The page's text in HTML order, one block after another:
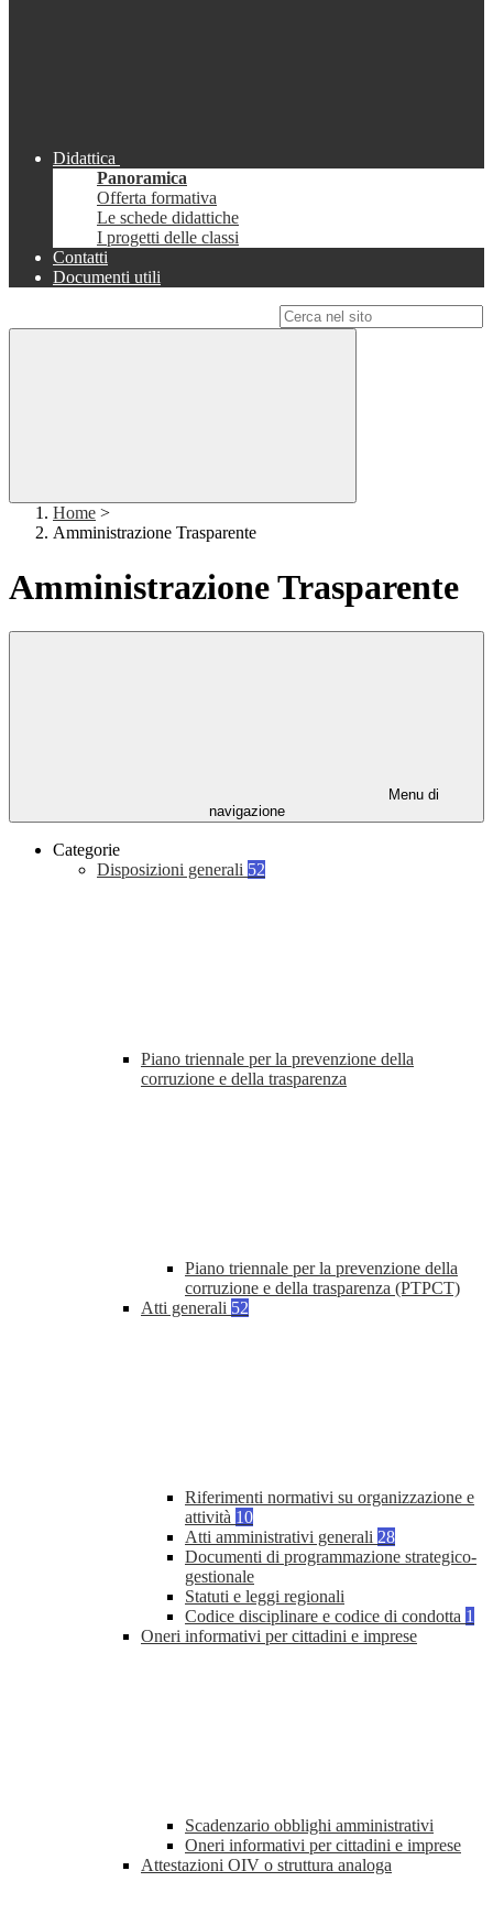
Didattica
Panoramica
Offerta formativa
Le schede didattiche
I progetti delle classi
Contatti
Documenti utili
Home >
Amministrazione Trasparente
Amministrazione Trasparente
Menu di
navigazione
Categorie
Disposizioni generali 52
Piano triennale per la prevenzione della
corruzione e della trasparenza
Piano triennale per la prevenzione della
corruzione e della trasparenza (PTPCT)
Atti generali 52
Riferimenti normativi su organizzazione e
attività 10
Atti amministrativi generali 28
Documenti di programmazione strategico-
gestionale
Statuti e leggi regionali
Codice disciplinare e codice di condotta 1
Oneri informativi per cittadini e imprese
Scadenzario obblighi amministrativi
Oneri informativi per cittadini e imprese
Attestazioni OIV o struttura analoga